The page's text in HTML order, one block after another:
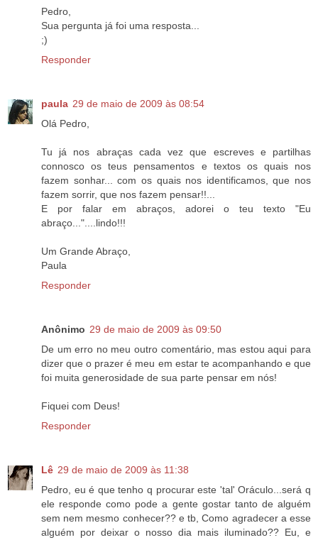
Pedro,
Sua pergunta já foi uma resposta...
;)
Responder
paula 29 de maio de 2009 às 08:54
Olá Pedro,
Tu já nos abraças cada vez que escreves e partilhas
connosco os teus pensamentos e textos os quais nos
fazem sonhar... com os quais nos identificamos, que nos
fazem sorrir, que nos fazem pensar!!...
E por falar em abraços, adorei o teu texto "Eu
abraço..."....lindo!!!
Um Grande Abraço,
Paula
Responder
Anônimo 29 de maio de 2009 às 09:50
De um erro no meu outro comentário, mas estou aqui para
dizer que o prazer é meu em estar te acompanhando e que
foi muita generosidade de sua parte pensar em nós!
Fiquei com Deus!
Responder
Lê 29 de maio de 2009 às 11:38
Pedro, eu é que tenho q procurar este 'tal' Oráculo...será q
ele responde como pode a gente gostar tanto de alguém
sem nem mesmo conhecer?? e tb, Como agradecer a esse
alguém por deixar o nosso dia mais iluminado?? Eu, e